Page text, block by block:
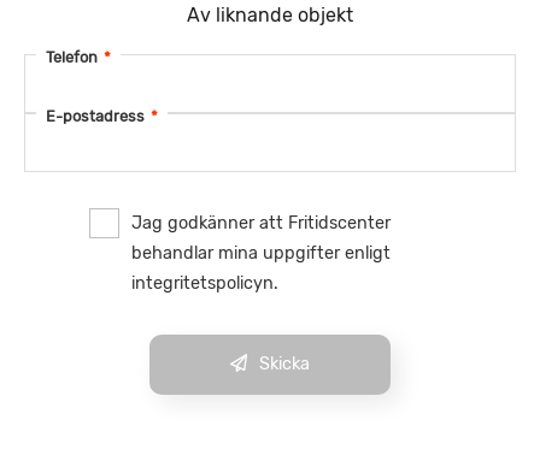
Av liknande objekt
Telefon *
E-postadress *
Jag godkänner att Fritidscenter
behandlar mina uppgifter enligt
integritetspolicyn.
Skicka